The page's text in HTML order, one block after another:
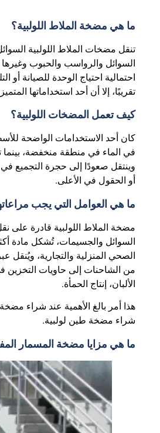
ما هي مضخة الملاط اللولبية؟
تنقل مضخات الملاط اللولبية
السوائل والرواسب والحبوب
احتمالية احتياج الوحدة للصيانة
تقريبًا، إلا أن أحد استخداماتها
كيف تعمل المضخات اللولبية؟
كان أحد الاستخدامات الواضحة
في الماء في منطقة منخفضة، بينما
وينتقل صعودًا إلى حجرة التجميع
أو الحقول في الأعلى.
ما هي العوامل التي يجب
مضخة الملاط اللولبية قادرة على
السوائل والجسيمات، تُشكل مادة
الصحي المنزلية والتجارية،
من الشاحنات إلى حاويات التخزين
الألبان، إنتاج الحمأة.
هذا أمر بالغ الأهمية عند شراء
شراء مضخة طين لولبية.
ما هي مزايا مضخة المسمار